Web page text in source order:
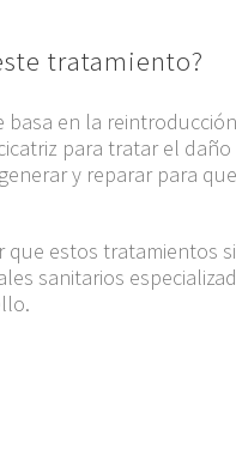
tratamiento?
basa en la
para tratar el
y reparar para
que estos tratamientos
sanitarios